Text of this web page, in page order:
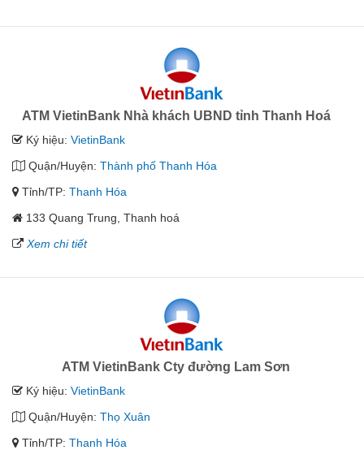
ATM VietinBank Nhà khách UBND tỉnh Thanh Hoá
Ký hiệu: VietinBank
Quận/Huyện: Thành phố Thanh Hóa
Tỉnh/TP: Thanh Hóa
133 Quang Trung, Thanh hoá
Xem chi tiết
ATM VietinBank Cty đường Lam Sơn
Ký hiệu: VietinBank
Quận/Huyện: Thọ Xuân
Tỉnh/TP: Thanh Hóa